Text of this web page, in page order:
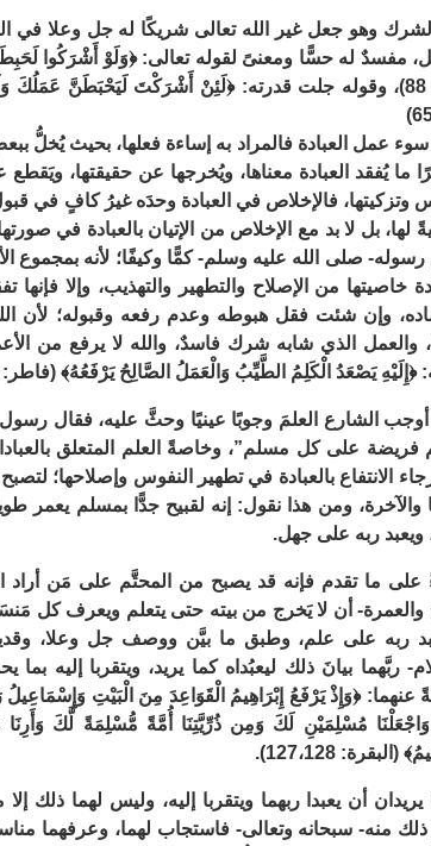
الشرك وهو جعل غير الله تعالى شريكًا له جل وعلا في
مفسدٌ له حسًّا ومعنىً لقوله تعالى: ﴿وَلَوْ أَشْرَكُوا لَحَبِطَ
الآية 88)، وقوله جلت قدرته: ﴿لَئِنْ أَشْرَكْتَ لَيَحْبَطَنَّ
سوء عمل العبادة فالمراد به إساءة فعلها، بحيث يُخلُّ ببعض
ما يُفقد العبادة معناها، ويُخرجها عن حقيقتها، ويَقطع
وتزكيتها، فالإخلاص في العبادة وحدَه غيرُ كافٍ في
لها، بل لا بد مع الإخلاص من الإتيان بالعبادة في
رسوله- صلى الله عليه وسلم- كمًّا وكيفًا؛ لأنه بمجموع
خاصيتها من الإصلاح والتطهير والتهذيب، وإلا فإنها
وإن شئت فقل هبوطه وعدم رفعه وقبوله؛ لأن
والعمل الذي شابه شرك فاسدٌ، والله لا يرفع من
﴿إِلَيْهِ يَصْعَدُ الْكَلِمُ الطَّيِّبُ وَالْعَمَلُ الصَّالِحُ يَرْفَعُهُ﴾ (فاطر: من
أوجب الشارع العلمَ وجوبًا عينيًا وحثَّ عليه، فقال
فريضة على كل مسلم”، وخاصةً العلم المتعلق
الانتفاع بالعبادة في تطهير النفوس وإصلاحها؛
والآخرة، ومن هذا نقول: إنه لقبيح جدًّا بمسلم يعمر
ويعبد ربه على جهل.
على ما تقدم فإنه قد يصبح من المحتَّم على مَن
والعمرة- أن لا يَخرج من بيته حتى يتعلم ويعرف كل
ربه على علم، وطبق ما بيَّن ووصف جل وعلا،
ربَّهما بيانَ ذلك ليعبُداه كما يريد، ويتقربا إليه
عنهما: ﴿وَإِذْ يَرْفَعُ إِبْرَاهِيمُ الْقَوَاعِدَ مِنَ الْبَيْتِ وَإِسْمَاعِيلُ
وَاجْعَلْنَا مُسْلِمَيْنِ لَكَ وَمِن ذُرِّيَّتِنَا أُمَّةً مُّسْلِمَةً لَّكَ وَأَرِنَا
(البقرة: 127،128).
يريدان أن يعبدا ربهما ويتقربا إليه، وليس لهما ذلك
ذلك منه- سبحانه وتعالى- فاستجاب لهما، وعرفهما